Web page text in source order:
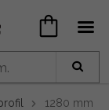
1280 mm